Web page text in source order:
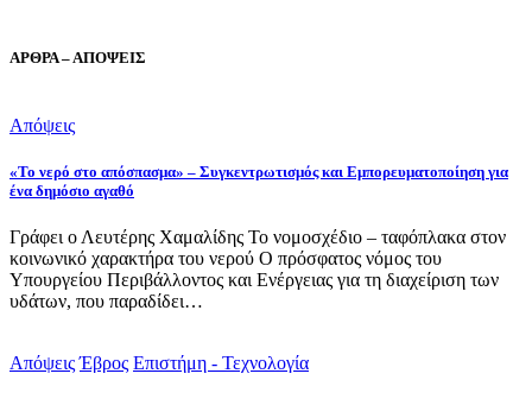
ΑΡΘΡΑ – ΑΠΟΨΕΙΣ
Απόψεις
«Το νερό στο απόσπασμα» – Συγκεντρωτισμός και Εμπορευματοποίηση για
ένα δημόσιο αγαθό
Γράφει ο Λευτέρης Χαμαλίδης Το νομοσχέδιο – ταφόπλακα στον
κοινωνικό χαρακτήρα του νερού Ο πρόσφατος νόμος του
Υπουργείου Περιβάλλοντος και Ενέργειας για τη διαχείριση των
υδάτων, που παραδίδει…
Απόψεις Έβρος Επιστήμη - Τεχνολογία